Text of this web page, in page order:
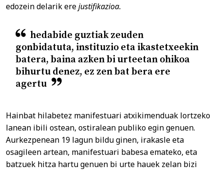
edozein delarik erejustifikazioa.
hedabide guztiak zeuden
gonbidatuta, instituzio eta ikastetxeekin
batera, baina azken bi urteetan ohikoa
bihurtu denez, ez zen bat bera ere
agertu
Hainbat hilabetez manifestuari atxikimenduak lortzeko
lanean ibili ostean, ostiralean publiko egin genuen.
Aurkezpenean 19 lagun bildu ginen, irakasle eta
osagileen artean, manifestuari babesa emateko, eta
batzuek hitza hartu genuen bi urte hauek zelan bizi